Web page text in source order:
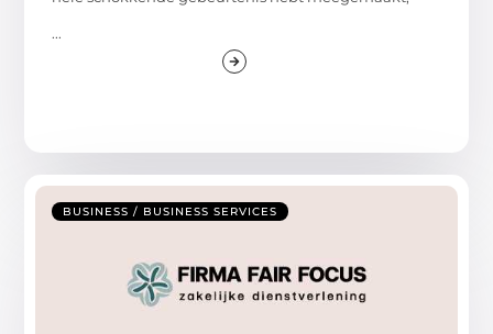
...
BUSINESS / BUSINESS SERVICES